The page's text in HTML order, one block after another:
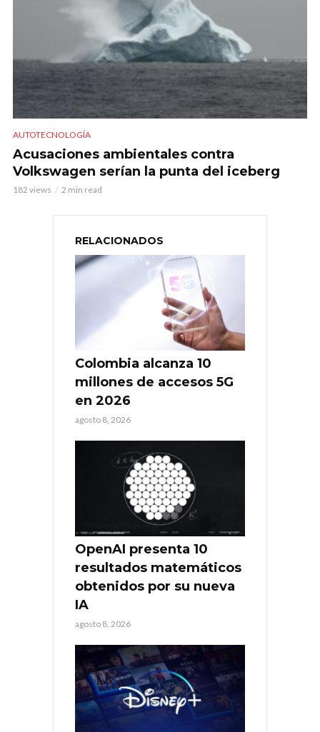
AUTOTECNOLOGÍA
Acusaciones ambientales contra
Volkswagen serían la punta del iceberg
182 views 2 min read
RELACIONADOS
Colombia alcanza 10
millones de accesos 5G
en 2026
agosto 8, 2026
OpenAI presenta 10
resultados matemáticos
obtenidos por su nueva
IA
agosto 8, 2026